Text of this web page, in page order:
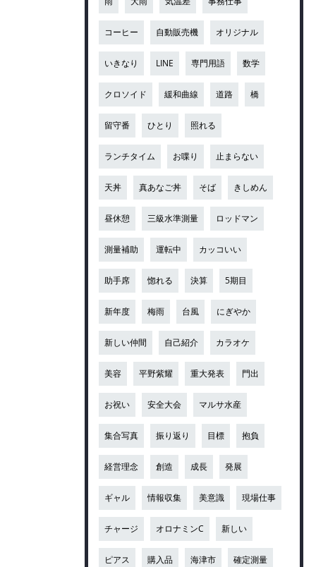
コーヒー 自動販売機 オリジナル
いきなり LINE 専門用語 数学
クロソイド 緩和曲線 道路 橋
留守番 ひとり 照れる
ランチタイム お喋り 止まらない
天丼 真あなご丼 そば きしめん
昼休憩 三級水準測量 ロッドマン
測量補助 運転中 カッコいい
助手席 惚れる 決算 5期目
新年度 梅雨 台風 にぎやか
新しい仲間 自己紹介 カラオケ
美容 平野紫耀 重大発表 門出
お祝い 安全大会 マルサ水産
集合写真 振り返り 目標 抱負
経営理念 創造 成長 発展
ギャル 情報収集 美意識 現場仕事
チャージ オロナミンC 新しい
ピアス 購入品 海津市 確定測量